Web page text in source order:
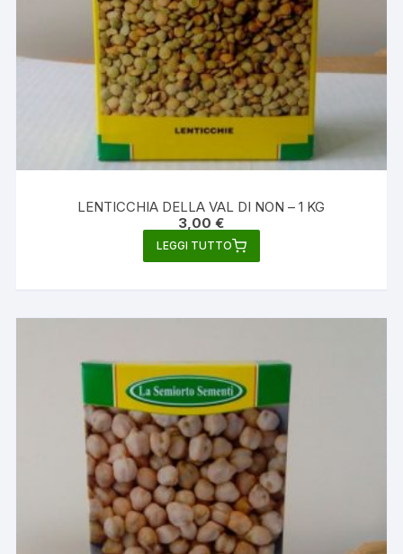
LENTICCHIA DELLA VAL DI NON – 1 KG
3,00€
LEGGI TUTTO